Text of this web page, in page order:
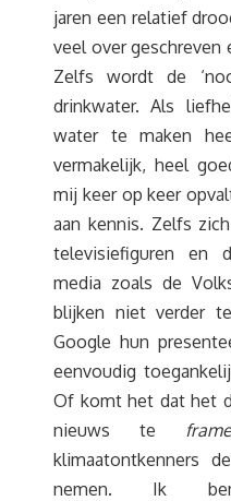
jaren een relatief
veel over geschreven
Zelfs wordt de
drinkwater. Als
water te maken
vermakelijk, heel
mij keer op keer
aan kennis. Zelfs
televisiefiguren en
media zoals de
blijken niet verder
Google hun
eenvoudig
Of komt het dat het
nieuws te
klimaatontkenners
nemen. Ik